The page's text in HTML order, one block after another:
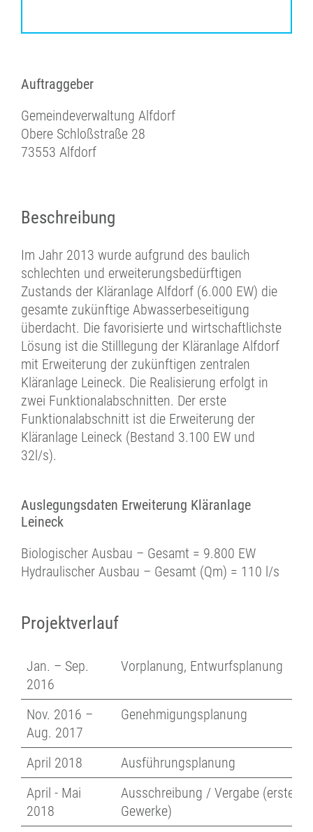
Auftraggeber
Gemeindeverwaltung Alfdorf
Obere Schloßstraße 28
73553 Alfdorf
Beschreibung
Im Jahr 2013 wurde aufgrund des baulich
schlechten und erweiterungsbedürftigen
Zustands der Kläranlage Alfdorf (6.000 EW) die
gesamte zukünftige Abwasserbeseitigung
überdacht. Die favorisierte und wirtschaftlichste
Lösung ist die Stilllegung der Kläranlage Alfdorf
mit Erweiterung der zukünftigen zentralen
Kläranlage Leineck. Die Realisierung erfolgt in
zwei Funktionalabschnitten. Der erste
Funktionalabschnitt ist die Erweiterung der
Kläranlage Leineck (Bestand 3.100 EW und
32l/s).
Auslegungsdaten Erweiterung Kläranlage
Leineck
Biologischer Ausbau – Gesamt = 9.800 EW
Hydraulischer Ausbau – Gesamt (Qm) = 110 l/s
Projektverlauf
Jan. – Sep.
2016
Vorplanung, Entwurfsplanung
Nov. 2016 –
Aug. 2017
Genehmigungsplanung
April 2018
Ausführungsplanung
April - Mai
2018
Ausschreibung / Vergabe (erste
Gewerke)